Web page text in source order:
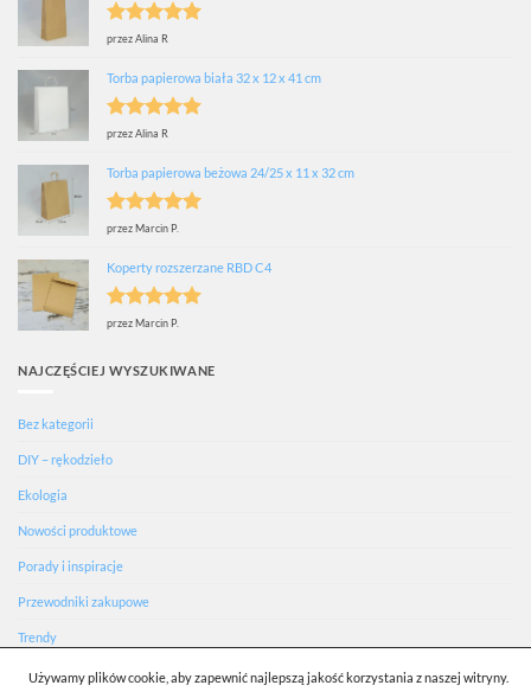
Oceniono
przez Alina R
Torba papierowa biała 32 x 12 x 41 cm
Oceniono
przez Alina R
Torba papierowa beżowa 24/25 x 11 x 32 cm
Oceniono
przez Marcin P.
Koperty rozszerzane RBD C4
Oceniono
przez Marcin P.
NAJCZĘŚCIEJ WYSZUKIWANE
Bez kategorii
DIY – rękodzieło
Ekologia
Nowości produktowe
Porady i inspiracje
Przewodniki zakupowe
Trendy
Używamy plików cookie, aby zapewnić najlepszą jakość korzystania z naszej witryny.